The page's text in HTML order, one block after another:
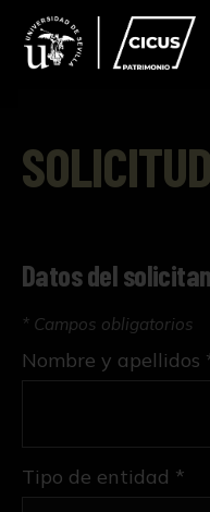
Datos del
* Campos obligatorios
Tipo de entidad *
Nombre y apellidos